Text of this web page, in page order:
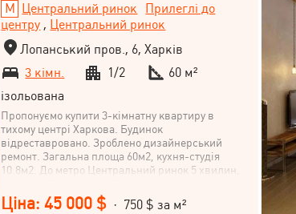
Центральний ринок
Прилеглі до
центру , Центральний ринок
Лопанський пров., 6, Харків
3 кімн.
1/2
60 м²
ізольована
Пропонуємо купити 3-кімнатну квартиру в
тихому центрі Харкова. Будинок
відреставровано. Зроблено дизайнерський
ремонт. Загальна площа 60м2, кухня-студія
10.8м2. До метро Центральний ринок 5 хвилин,
Приходьте-дивіться-купуйте.
Ціна: 45 000 $ · 750 $ за м²